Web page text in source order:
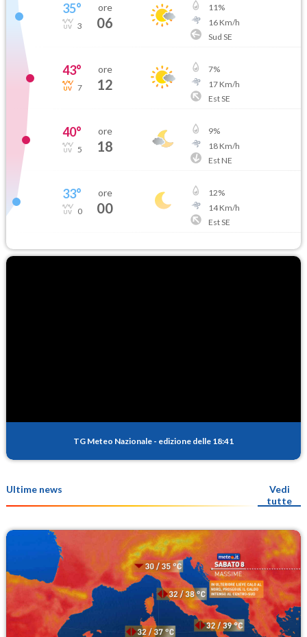
35°
3
ore
06
11%
16Km/h
Sud SE
43°
7
ore
12
7%
17Km/h
Est SE
40°
5
ore
18
9%
18Km/h
Est NE
33°
0
ore
00
12%
14Km/h
Est SE
TG Meteo Nazionale - edizione delle 18:41
Ultime news
Vedi
tutte